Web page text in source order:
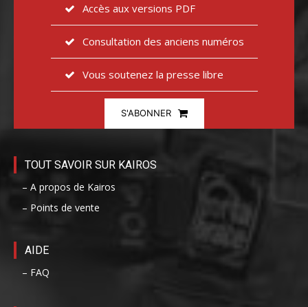
Accès aux versions PDF
Consultation des anciens numéros
Vous soutenez la presse libre
S'ABONNER
TOUT SAVOIR SUR KAIROS
– A propos de Kairos
– Points de vente
AIDE
– FAQ